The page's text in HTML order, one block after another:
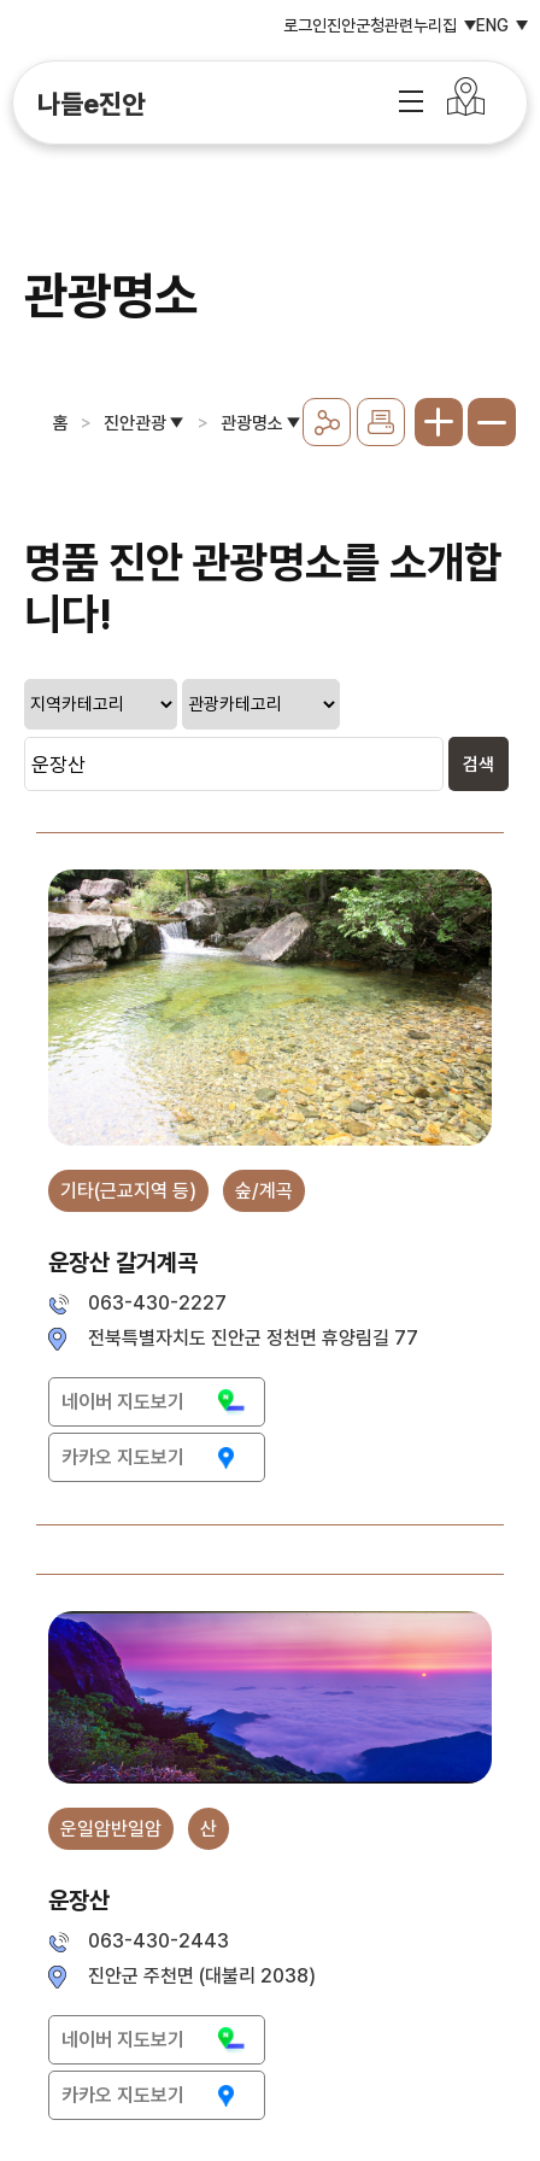
로그인진안군청관련누리집 ENG
나들e진안
관광명소
홈 진안관광 관광명소
명품 진안 관광명소를 소개합
니다!
기타(근교지역 등) 숲/계곡
운장산 갈거계곡
063-430-2227
전북특별자치도 진안군 정천면 휴양림길 77
네이버 지도보기
카카오 지도보기
운일암반일암 산
운장산
063-430-2443
진안군 주천면 (대불리 2038)
네이버 지도보기
카카오 지도보기